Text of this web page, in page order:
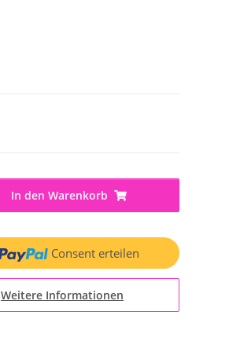
In den Warenkorb
Consent erteilen
Weitere Informationen